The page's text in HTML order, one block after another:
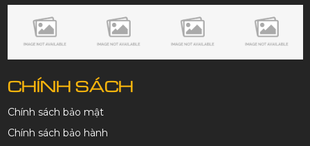
CHÍNH SÁCH
Chính sách bảo mật
Chính sách bảo hành